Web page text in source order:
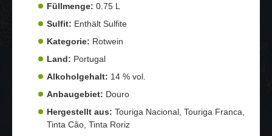
Füllmenge: 0.75 L
Sulfit: Enthält Sulfite
Kategorie: Rotwein
Land: Portugal
Alkoholgehalt: 14 % vol.
Anbaugebiet: Douro
Hergestellt aus: Touriga Nacional, Touriga Franca,
Tinta Cão, Tinta Roriz